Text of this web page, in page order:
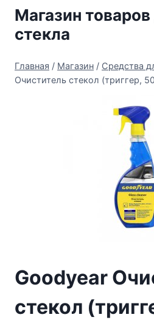
Перейти
содержимому
Магазин
стекла
Главная / Магазин / Средства
Очиститель стекол (триггер,
Goodyear
стекол